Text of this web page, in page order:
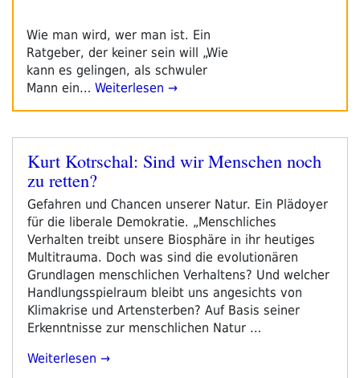
Wie man wird, wer man ist. Ein
Ratgeber, der keiner sein will „Wie
kann es gelingen, als schwuler
Mann ein… Weiterlesen →
Veröffentlicht
am
Kurt Kotrschal: Sind wir Menschen noch
zu retten?
Gefahren und Chancen unserer Natur. Ein Plädoyer
für die liberale Demokratie. „Menschliches
Verhalten treibt unsere Biosphäre in ihr heutiges
Multitrauma. Doch was sind die evolutionären
Grundlagen menschlichen Verhaltens? Und welcher
Handlungsspielraum bleibt uns angesichts von
Klimakrise und Artensterben? Auf Basis seiner
Erkenntnisse zur menschlichen Natur …
„Kurt
Weiterlesen